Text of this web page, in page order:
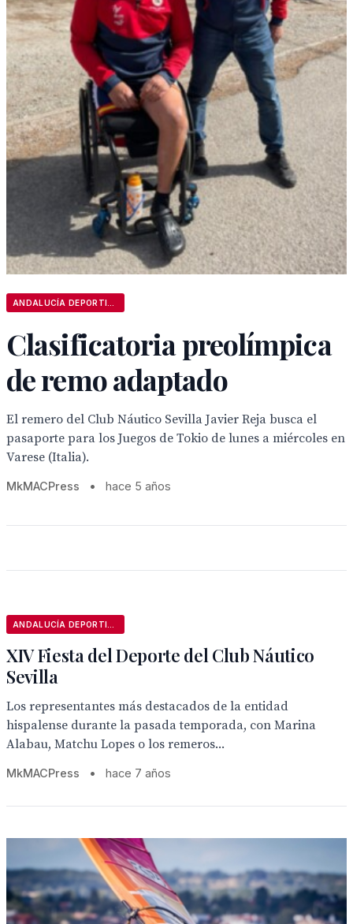
Clasificatoria preolímpica
de remo adaptado
El remero del Club Náutico Sevilla Javier Reja busca el
pasaporte para los Juegos de Tokio de lunes a miércoles en
Varese (Italia).
MkMACPress • hace 5 años
XIV Fiesta del Deporte del Club Náutico
Sevilla
Los representantes más destacados de la entidad
hispalense durante la pasada temporada, con Marina
Alabau, Matchu Lopes o los remeros...
MkMACPress • hace 7 años